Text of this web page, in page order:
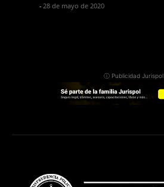
- 28 de mayo de 2020
ⓘ Publicidad Jurispol